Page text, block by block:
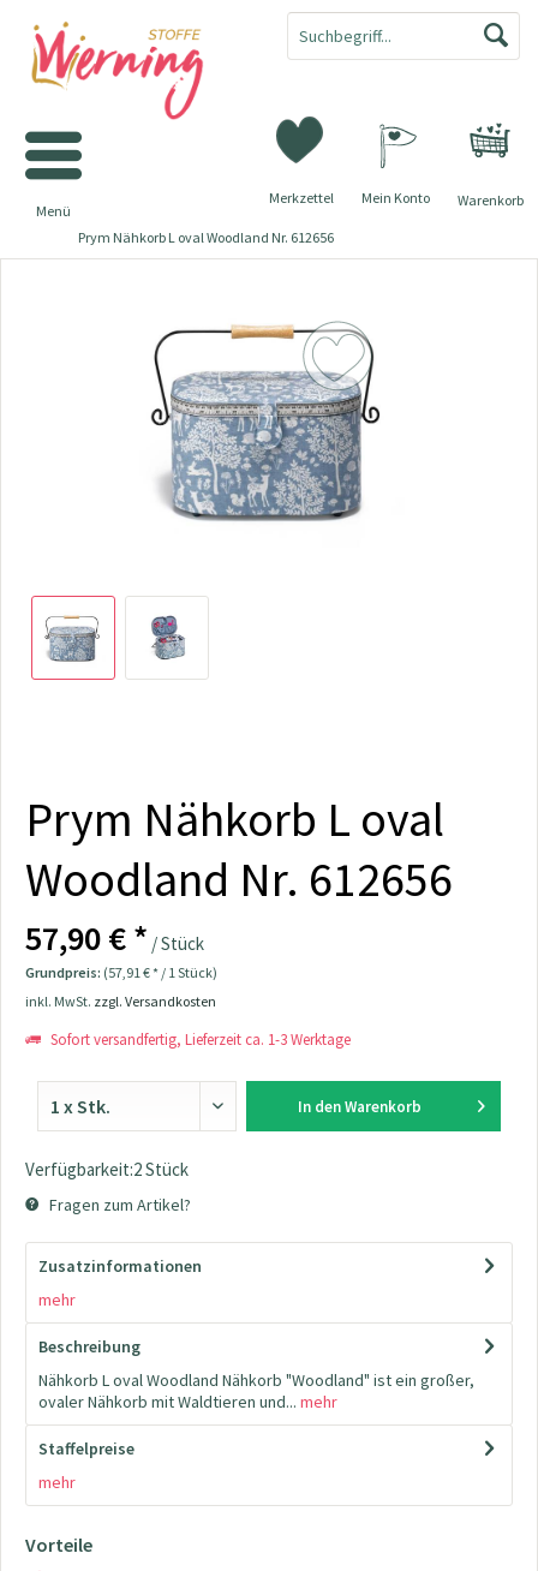
Warenkorb
Merkzettel Mein Konto
Menü
Prym Nähkorb L oval Woodland Nr. 612656
Prym Nähkorb L oval
Woodland Nr. 612656
57,90 € * / Stück
Grundpreis: (57,91 € * / 1 Stück)
inkl. MwSt. zzgl. Versandkosten
Sofort versandfertig, Lieferzeit ca. 1-3 Werktage
In den Warenkorb
Verfügbarkeit:2 Stück
Fragen zum Artikel?
Zusatzinformationen
mehr
Beschreibung
Nähkorb L oval Woodland Nähkorb "Woodland" ist ein großer,
ovaler Nähkorb mit Waldtieren und... mehr
Staffelpreise
mehr
Vorteile